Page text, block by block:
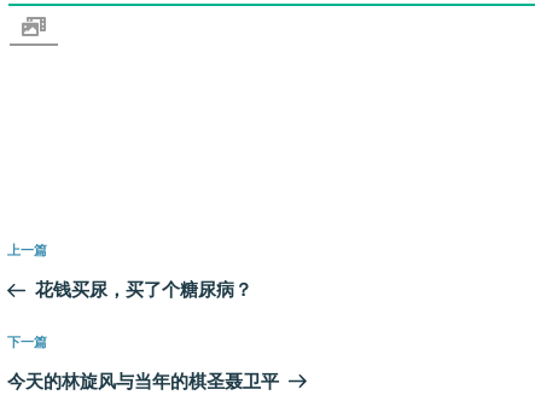
文
导
航
上
一
文
章
上一篇
花钱买尿，买了个糖尿病？
下
一
下一篇
今天的林旋风与当年的棋圣聂卫平